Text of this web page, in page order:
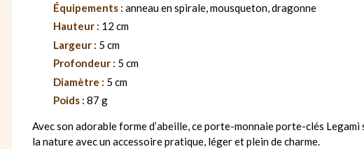
Équipements : anneau en spirale, mousqueton, dragonne
Hauteur : 12 cm
Largeur : 5 cm
Profondeur : 5 cm
Diamètre : 5 cm
Poids : 87 g
Avec son adorable forme d’abeille, ce porte-monnaie porte-clés
la nature avec un accessoire pratique, léger et plein de charme.